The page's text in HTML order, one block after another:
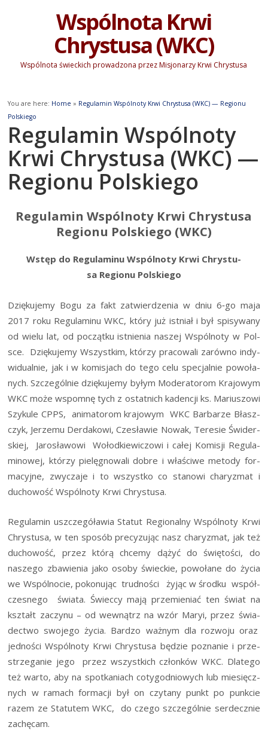
Wspólnota Krwi
Chrystusa (WKC)
Wspólnota świeckich prowadzona przez Misjonarzy Krwi Chrystusa
You are here: Home » Regulamin Wspólnoty Krwi Chrystusa (WKC) — Regionu
Polskiego
Regulamin Wspólnoty
Krwi Chrystusa (WKC) —
Regionu Polskiego
Regulamin Wspólnoty Krwi Chrystusa
Regionu Polskiego (WKC)
Wstęp do Regu­la­mi­nu Wspól­no­ty Krwi Chry­stu­
sa Regio­nu Polskiego
Dzię­ku­je­my Bogu za fakt zatwier­dze­nia w dniu 6‑go maja
2017 roku Regu­la­mi­nu WKC, któ­ry już ist­niał i był spi­sy­wa­ny
od wie­lu lat, od począt­ku ist­nie­nia naszej Wspól­no­ty w Pol­
sce. Dzię­ku­je­my Wszyst­kim, któ­rzy pra­co­wa­li zarów­no indy­
wi­du­al­nie, jak i w komi­sjach do tego celu spe­cjal­nie powo­ła­
nych. Szcze­gól­nie dzię­ku­je­my byłym Mode­ra­to­rom Kra­jo­wym
WKC może wspo­mnę tych z ostat­nich kaden­cji ks. Mariu­szo­wi
Szy­ku­le CPPS, ani­ma­to­rom kra­jo­wym WKC Bar­ba­rze Błasz­
czyk, Jerze­mu Der­da­ko­wi, Cze­sła­wie Nowak, Tere­sie Świ­der­
skiej, Jaro­sła­wo­wi Wołod­kie­wi­czo­wi i całej Komi­sji Regu­la­
mi­no­wej, któ­rzy pie­lę­gno­wa­li dobre i wła­ści­we meto­dy for­
ma­cyj­ne, zwy­cza­je i to wszyst­ko co sta­no­wi cha­ry­zmat i
ducho­wość Wspól­no­ty Krwi Chrystusa.
Regu­la­min uszcze­gó­ła­wia Sta­tut Regio­nal­ny Wspól­no­ty Krwi
Chry­stu­sa, w ten spo­sób pre­cy­zu­jąc nasz cha­ry­zmat, jak też
ducho­wość, przez któ­rą chce­my dążyć do świę­to­ści, do
nasze­go zba­wie­nia jako oso­by świec­kie, powo­ła­ne do życia
we Wspól­no­cie, poko­nu­jąc trud­no­ści żyjąc w środ­ku współ­
cze­sne­go świa­ta. Świec­cy mają prze­mie­niać ten świat na
kształt zaczy­nu – od wewnątrz na wzór Maryi, przez świa­
dec­two swo­je­go życia. Bar­dzo waż­nym dla roz­wo­ju oraz
jed­no­ści Wspól­no­ty Krwi Chry­stu­sa będzie pozna­nie i prze­
strze­ga­nie jego przez wszyst­kich człon­ków WKC. Dla­te­go
też war­to, aby na spo­tka­niach coty­go­dnio­wych lub mie­sięcz­
nych w ramach for­ma­cji był on czy­ta­ny punkt po punk­cie
razem ze Sta­tu­tem WKC, do cze­go szcze­gól­nie ser­decz­nie
zachęcam.